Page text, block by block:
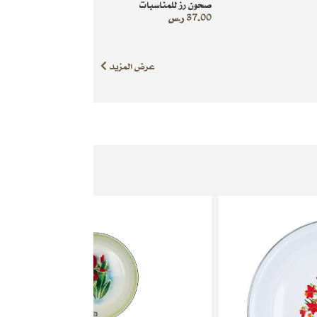
صحون رز للمناسبات
37.00 ر.س
عرض المزيد